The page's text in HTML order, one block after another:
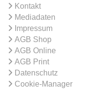
Kontakt
Mediadaten
Impressum
AGB Shop
AGB Online
AGB Print
Datenschutz
Cookie-Manager